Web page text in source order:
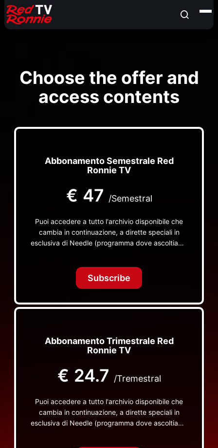
Choose the offer and
access contents
Abbonamento Semestrale Red
Ronnie TV
€ 47 /Semestral
Puoi accedere a tutto l'archivio disponibile che
cambia in continuazione, a dirette speciali in
esclusiva di Needle (programma dove ascoltiamo
TV non visibili da nessuna altra parte
Subscribe
Abbonamento Trimestrale Red
Ronnie TV
€ 24.7 /Tremestral
Puoi accedere a tutto l'archivio disponibile che
cambia in continuazione, a dirette speciali in
esclusiva di Needle (programma dove ascoltiamo